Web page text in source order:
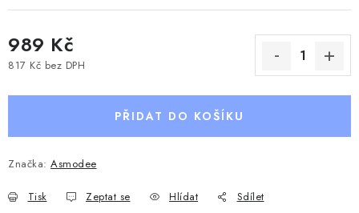
989 Kč
817 Kč bez DPH
PŘIDAT DO KOŠÍKU
Značka: Asmodee
Tisk Zeptat se Hlídat Sdílet